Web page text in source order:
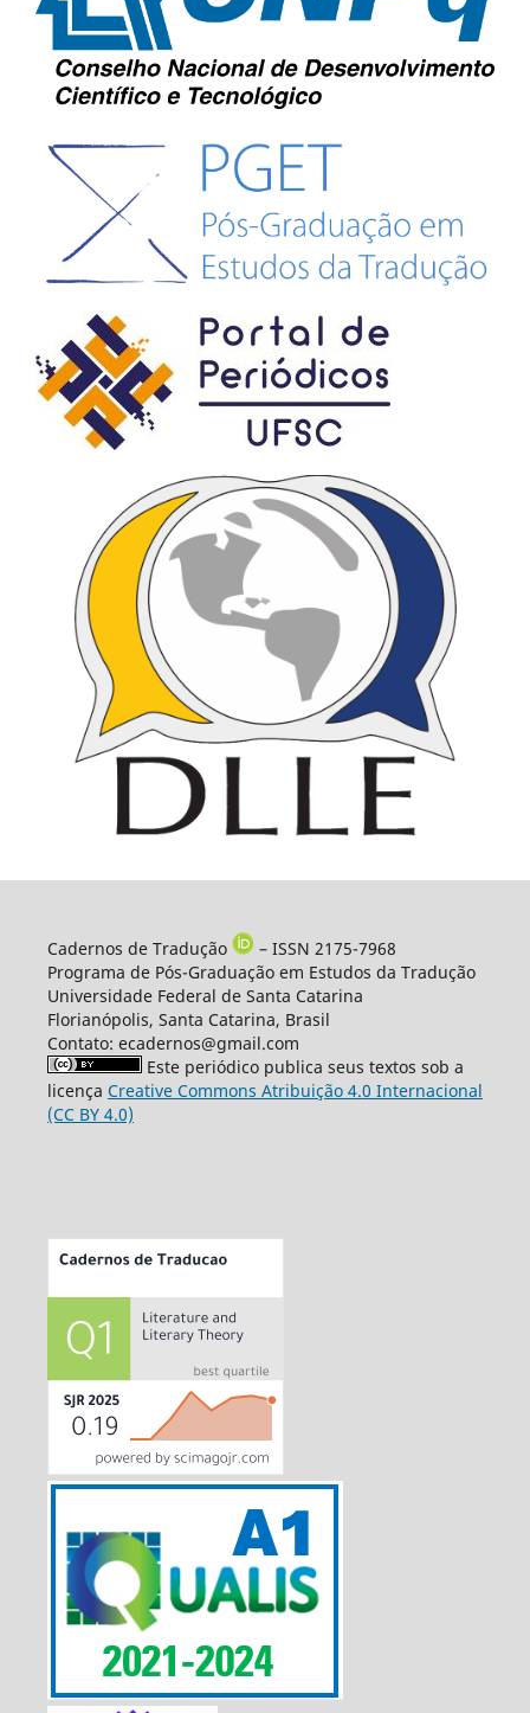
Cadernos de Tradução
– ISSN 2175-7968
Programa de Pós-Graduação em Estudos da Tradução
Universidade Federal de Santa Catarina
Florianópolis, Santa Catarina, Brasil
Contato: ecadernos@gmail.com
Este periódico publica seus textos sob a
licença Creative Commons Atribuição 4.0 Internacional
(CC BY 4.0)